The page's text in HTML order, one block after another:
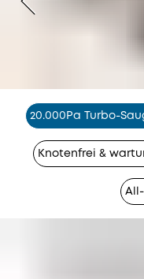
20.000Pa Turbo-
Knotenfrei &